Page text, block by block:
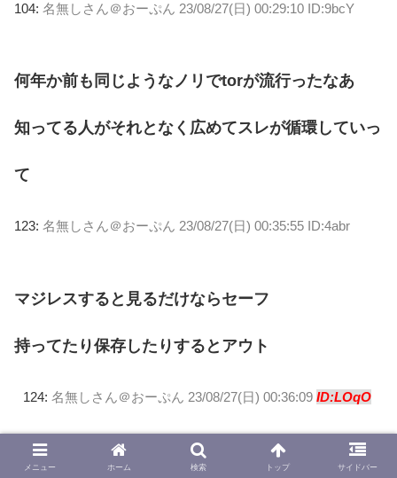
104: 名無しさん＠おーぷん 23/08/27(日) 00:29:10 ID:9bcY
何年か前も同じようなノリでtorが流行ったなあ
知ってる人がそれとなく広めてスレが循環していっ
て
123: 名無しさん＠おーぷん 23/08/27(日) 00:35:55 ID:4abr
マジレスすると見るだけならセーフ
持ってたり保存したりするとアウト
124: 名無しさん＠おーぷん 23/08/27(日) 00:36:09 ID:LOqO
>>123
メニュー ホーム 検索 トップ サイドバー